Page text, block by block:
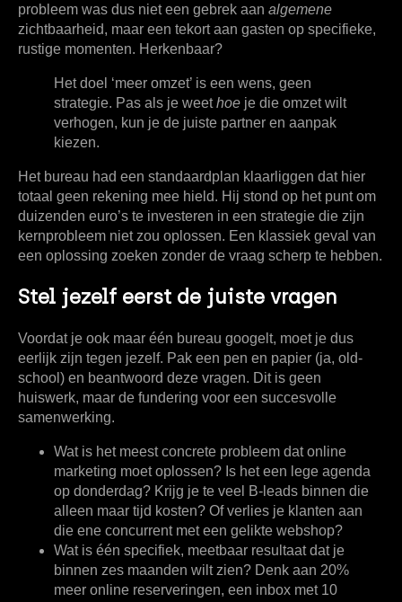
probleem was dus niet een gebrek aan algemene
zichtbaarheid, maar een tekort aan gasten op specifieke,
rustige momenten. Herkenbaar?
Het doel ‘meer omzet’ is een wens, geen
strategie. Pas als je weethoe je die omzet wilt
verhogen, kun je de juiste partner en aanpak
kiezen.
Het bureau had een standaardplan klaarliggen dat hier
totaal geen rekening mee hield. Hij stond op het punt om
duizenden euro’s te investeren in een strategie die zijn
kernprobleem niet zou oplossen. Een klassiek geval van
een oplossing zoeken zonder de vraag scherp te hebben.
Stel jezelf eerst de juiste vragen
Voordat je ook maar één bureau googelt, moet je dus
eerlijk zijn tegen jezelf. Pak een pen en papier (ja, old-
school) en beantwoord deze vragen. Dit is geen
huiswerk, maar de fundering voor een succesvolle
samenwerking.
Wat is het meest concrete probleem dat online
marketing moet oplossen? Is het een lege agenda
op donderdag? Krijg je te veel B-leads binnen die
alleen maar tijd kosten? Of verlies je klanten aan
die ene concurrent met een gelikte webshop?
Wat is één specifiek, meetbaar resultaat dat je
binnen zes maanden wilt zien? Denk aan 20%
meer online reserveringen, een inbox met 10